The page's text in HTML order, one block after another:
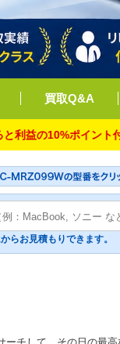
買取Q&A
10%ポイント付与
らお見積もりできます。